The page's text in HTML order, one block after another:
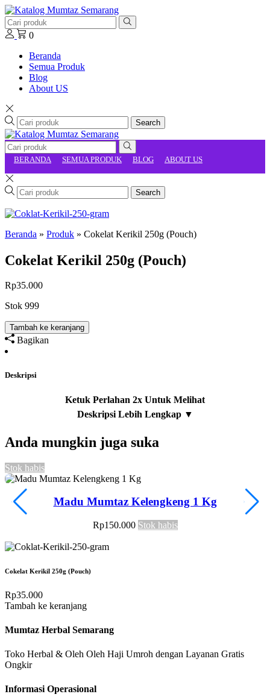
0
Beranda
Semua Produk
Blog
About US
Search
BERANDA SEMUA PRODUK BLOG ABOUT US
Search
Beranda » Produk » Cokelat Kerikil 250g (Pouch)
Cokelat Kerikil 250g (Pouch)
Rp35.000
Stok 999
Tambah ke keranjang
Bagikan
Deskripsi
Anda mungkin juga suka
Stok habis
Madu Mumtaz Kelengkeng 1 Kg
Rp150.000 Stok habis
Cokelat Kerikil 250g (Pouch)
Rp35.000
Tambah ke keranjang
Mumtaz Herbal Semarang
Toko Herbal & Oleh Oleh Haji Umroh dengan Layanan Gratis
Ongkir
Informasi Operasional